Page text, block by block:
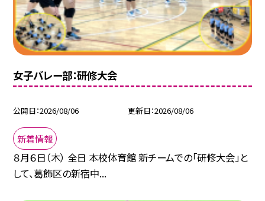
女子バレー部：研修大会
公開日 2026/08/06 更新日 2026/08/06
新着情報
８月６日（木） 全日 本校体育館 新チームでの「研修大会」と
して、葛飾区の新宿中...